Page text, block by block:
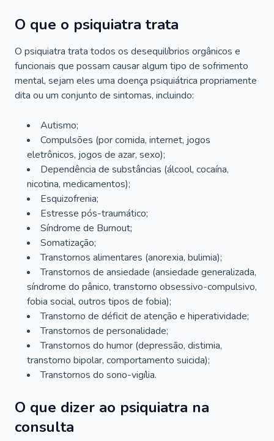
O que o psiquiatra trata
O psiquiatra trata todos os desequilíbrios orgânicos e
funcionais que possam causar algum tipo de sofrimento
mental, sejam eles uma doença psiquiátrica propriamente
dita ou um conjunto de sintomas, incluindo:
Autismo;
Compulsões (por comida, internet, jogos
eletrônicos, jogos de azar, sexo);
Dependência de substâncias (álcool, cocaína,
nicotina, medicamentos);
Esquizofrenia;
Estresse pós-traumático;
Síndrome de Burnout;
Somatização;
Transtornos alimentares (anorexia, bulimia);
Transtornos de ansiedade (ansiedade generalizada,
síndrome do pânico, transtorno obsessivo-compulsivo,
fobia social, outros tipos de fobia);
Transtorno de déficit de atenção e hiperatividade;
Transtornos de personalidade;
Transtornos do humor (depressão, distimia,
transtorno bipolar, comportamento suicida);
Transtornos do sono-vigília.
O que dizer ao psiquiatra na
consulta